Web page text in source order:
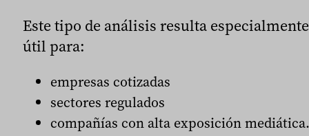
Este tipo de análisis resulta especialmente
útil para:
empresas cotizadas
sectores regulados
compañías con alta exposición mediática.